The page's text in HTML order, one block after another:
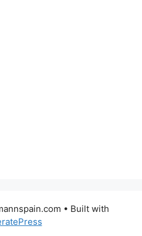
• Built with